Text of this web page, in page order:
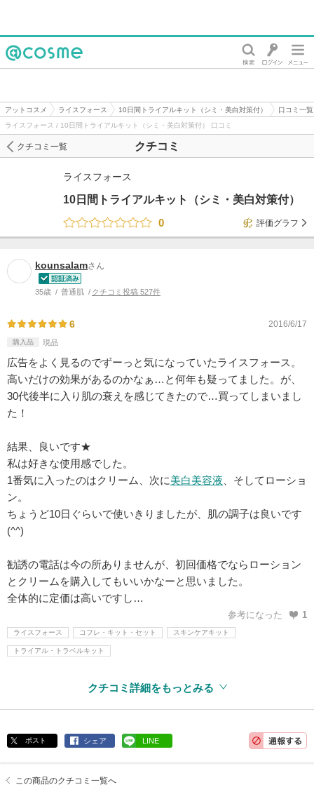
アットコスメ ライスフォース 10日間トライアルキット（シミ・美白対策付）
口コミ一覧
ライスフォース / 10日間トライアルキット（シミ・美白対策付） 口コミ
クチコミ
クチコミ一覧
ライスフォース
10日間トライアルキット（シミ・美白対策付）
0
評価グラフ
kounsalamさん
35歳 普通肌 クチコミ投稿 527件
6 2016/6/17
購入品 現品
広告をよく見るのでずーっと気になっていたライスフォース。
高いだけの効果があるのかなぁ…と何年も疑ってました。が、
30代後半に入り肌の衰えを感じてきたので…買ってしまいまし
た！
結果、良いです★
私は好きな使用感でした。
1番気に入ったのはクリーム、次に美白美容液 、そしてローショ
ン。
ちょうど10日ぐらいで使いきりましたが、肌の調子は良いです
(^^)
勧誘の電話は今の所ありませんが、初回価格でならローション
とクリームを購入してもいいかなーと思いました。
全体的に定価は高いですし…
参考になった 1
ライスフォース コフレ・キット・セット スキンケアキット
トライアル・トラベルキット
クチコミ詳細をもっとみる
ポスト シェア LINE
この商品のクチコミ一覧へ